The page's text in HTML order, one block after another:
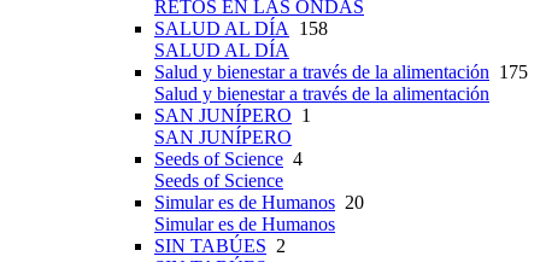
RETOS EN LAS ONDAS
SALUD AL DÍA 158
SALUD AL DÍA
Salud y bienestar a través de la alimentación 175
Salud y bienestar a través de la alimentación
SAN JUNÍPERO 1
SAN JUNÍPERO
Seeds of Science 4
Seeds of Science
Simular es de Humanos 20
Simular es de Humanos
SIN TABÚES 2